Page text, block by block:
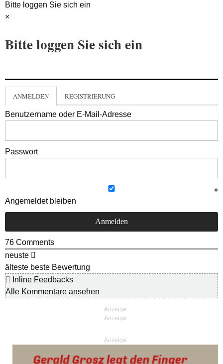
Bitte loggen Sie sich ein
×
Bitte loggen Sie sich ein
ANMELDEN REGISTRIERUNG
Benutzername oder E-Mail-Adresse
Passwort
Angemeldet bleiben
76 Comments
neuste
älteste beste Bewertung
Inline Feedbacks
Alle Kommentare ansehen
Anzeige